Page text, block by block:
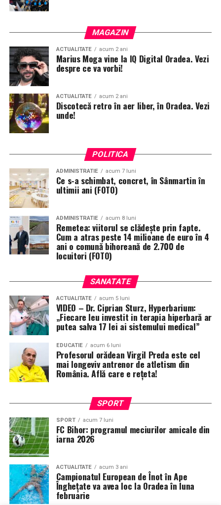
MAGAZIN
ACTUALITATE acum 2 ani
Marius Moga vine la IQ Digital Oradea. Vezi
despre ce va vorbi!
ACTUALITATE acum 2 ani
Discotecă retro în aer liber, în Oradea. Vezi
unde!
POLITICA
ADMINISTRATIE acum 7 luni
Ce s-a schimbat, concret, în Sânmartin în
ultimii ani (FOTO)
ADMINISTRATIE acum 8 luni
Remetea: viitorul se clădește prin fapte.
Cum a atras peste 14 milioane de euro în 4
ani o comună bihoreană de 2.700 de
locuitori (FOTO)
SANATATE
ACTUALITATE acum 5 luni
VIDEO – Dr. Ciprian Sturz, Hyperbarium:
„Fiecare leu investit in terapia hiperbară ar
putea salva 17 lei ai sistemului medical”
EDUCATIE acum 6 luni
Profesorul orădean Virgil Preda este cel
mai longeviv antrenor de atletism din
România. Află care e rețeta!
SPORT
SPORT acum 7 luni
FC Bihor: programul meciurilor amicale din
iarna 2026
ACTUALITATE acum 3 ani
Campionatul European de Înot în Ape
Înghețate va avea loc la Oradea în luna
februarie